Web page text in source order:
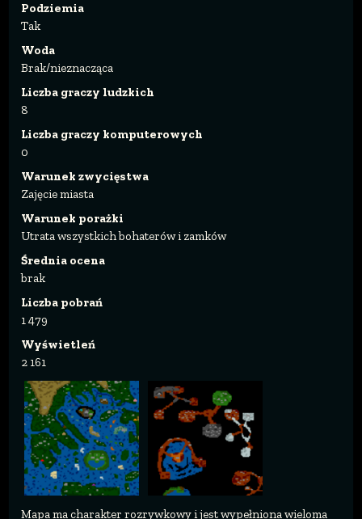
Podziemia
Tak
Woda
Brak/nieznacząca
Liczba graczy ludzkich
8
Liczba graczy komputerowych
0
Warunek zwycięstwa
Zajęcie miasta
Warunek porażki
Utrata wszystkich bohaterów i zamków
Średnia ocena
brak
Liczba pobrań
1 479
Wyświetleń
2 161
Mapa ma charakter rozrywkowy i jest wypełniona wieloma